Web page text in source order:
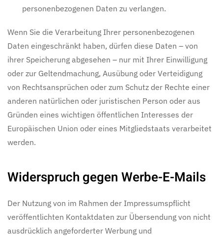
personenbezogenen Daten zu verlangen.
Wenn Sie die Verarbeitung Ihrer personenbezogenen
Daten eingeschränkt haben, dürfen diese Daten – von
ihrer Speicherung abgesehen – nur mit Ihrer Einwilligung
oder zur Geltendmachung, Ausübung oder Verteidigung
von Rechtsansprüchen oder zum Schutz der Rechte einer
anderen natürlichen oder juristischen Person oder aus
Gründen eines wichtigen öffentlichen Interesses der
Europäischen Union oder eines Mitgliedstaats verarbeitet
werden.
Widerspruch gegen Werbe-E-Mails
Der Nutzung von im Rahmen der Impressumspflicht
veröffentlichten Kontaktdaten zur Übersendung von nicht
ausdrücklich angeforderter Werbung und